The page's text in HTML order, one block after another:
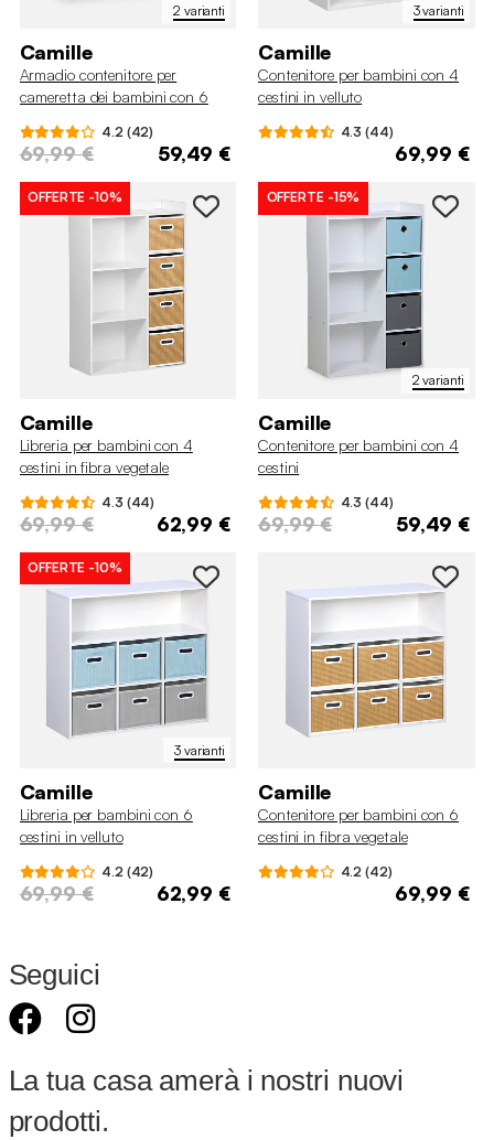
2 varianti
Camille
Armadio contenitore per
cameretta dei bambini con 6
4.2 (42)
69,99 € 59,49 €
3 varianti
Camille
Contenitore per bambini con 4
cestini in velluto
4.3 (44)
69,99 €
OFFERTE -10%
Camille
Libreria per bambini con 4
cestini in fibra vegetale
4.3 (44)
69,99 € 62,99 €
2 varianti
OFFERTE -15%
Camille
Contenitore per bambini con 4
cestini
4.3 (44)
69,99 € 59,49 €
3 varianti
OFFERTE -10%
Camille
Libreria per bambini con 6
cestini in velluto
4.2 (42)
69,99 € 62,99 €
Camille
Contenitore per bambini con 6
cestini in fibra vegetale
4.2 (42)
69,99 €
Seguici
La tua casa amerà i nostri nuovi
prodotti.